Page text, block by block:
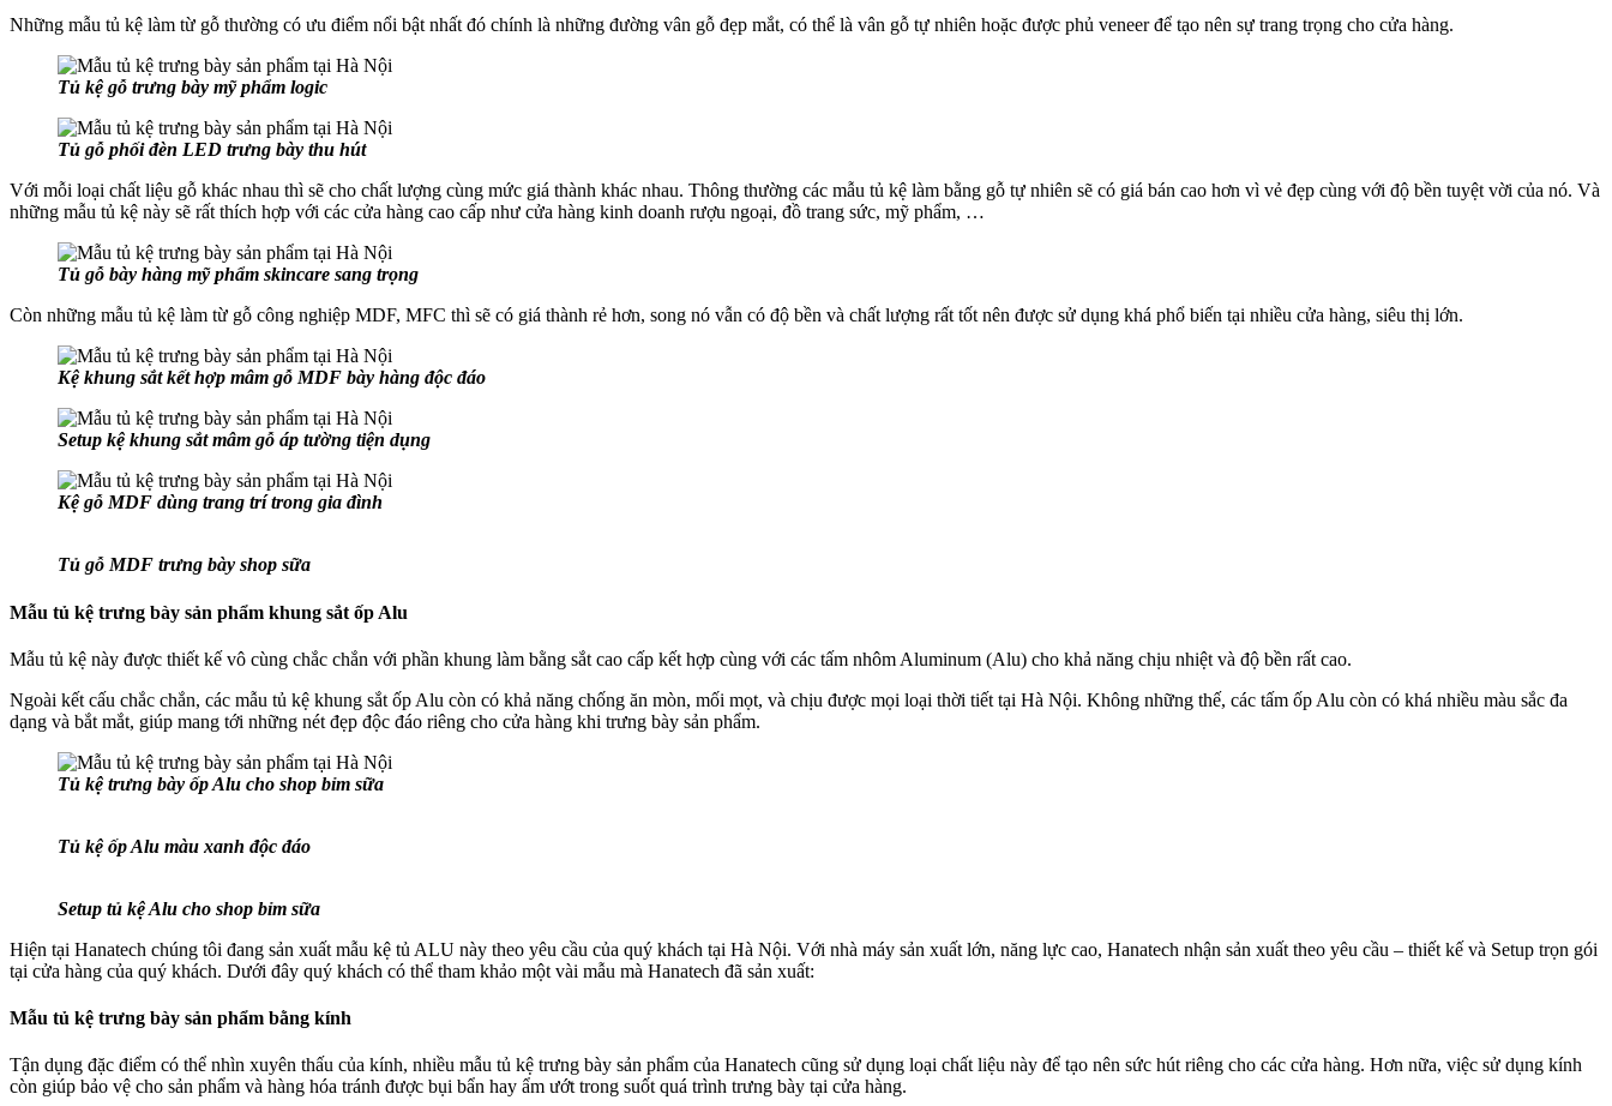
Những mẫu tủ kệ làm từ gỗ thường có ưu điểm nổi bật nhất đó chính là những đường vân gỗ đẹp mắt, có thể là vân gỗ tự nhiên hoặc được phủ veneer để tạo nên sự trang trọng cho cửa hàng.
Tủ kệ gỗ trưng bày mỹ phẩm logic
Tủ gỗ phối đèn LED trưng bày thu hút
Với mỗi loại chất liệu gỗ khác nhau thì sẽ cho chất lượng cùng mức giá thành khác nhau. Thông thường các mẫu tủ kệ làm bằng gỗ tự nhiên sẽ có giá bán cao hơn vì vẻ đẹp cùng với độ bền tuyệt vời của nó. Và
những mẫu tủ kệ này sẽ rất thích hợp với các cửa hàng cao cấp như cửa hàng kinh doanh rượu ngoại, đồ trang sức, mỹ phẩm, …
Tủ gỗ bày hàng mỹ phẩm skincare sang trọng
Còn những mẫu tủ kệ làm từ gỗ công nghiệp MDF, MFC thì sẽ có giá thành rẻ hơn, song nó vẫn có độ bền và chất lượng rất tốt nên được sử dụng khá phổ biến tại nhiều cửa hàng, siêu thị lớn.
Kệ khung sắt kết hợp mâm gỗ MDF bày hàng độc đáo
Setup kệ khung sắt mâm gỗ áp tường tiện dụng
Kệ gỗ MDF dùng trang trí trong gia đình
Tủ gỗ MDF trưng bày shop sữa
Mẫu tủ kệ trưng bày sản phẩm khung sắt ốp Alu
Mẫu tủ kệ này được thiết kế vô cùng chắc chắn với phần khung làm bằng sắt cao cấp kết hợp cùng với các tấm nhôm Aluminum (Alu) cho khả năng chịu nhiệt và độ bền rất cao.
Ngoài kết cấu chắc chắn, các mẫu tủ kệ khung sắt ốp Alu còn có khả năng chống ăn mòn, mối mọt, và chịu được mọi loại thời tiết tại Hà Nội. Không những thế, các tấm ốp Alu còn có khá nhiều màu sắc đa
dạng và bắt mắt, giúp mang tới những nét đẹp độc đáo riêng cho cửa hàng khi trưng bày sản phẩm.
Tủ kệ trưng bày ốp Alu cho shop bỉm sữa
Tủ kệ ốp Alu màu xanh độc đáo
Setup tủ kệ Alu cho shop bỉm sữa
Hiện tại Hanatech chúng tôi đang sản xuất mẫu kệ tủ ALU này theo yêu cầu của quý khách tại Hà Nội. Với nhà máy sản xuất lớn, năng lực cao, Hanatech nhận sản xuất theo yêu cầu – thiết kế và Setup trọn gói
tại cửa hàng của quý khách. Dưới đây quý khách có thể tham khảo một vài mẫu mà Hanatech đã sản xuất:
Mẫu tủ kệ trưng bày sản phẩm bằng kính
Tận dụng đặc điểm có thể nhìn xuyên thấu của kính, nhiều mẫu tủ kệ trưng bày sản phẩm của Hanatech cũng sử dụng loại chất liệu này để tạo nên sức hút riêng cho các cửa hàng. Hơn nữa, việc sử dụng kính
còn giúp bảo vệ cho sản phẩm và hàng hóa tránh được bụi bẩn hay ẩm ướt trong suốt quá trình trưng bày tại cửa hàng.